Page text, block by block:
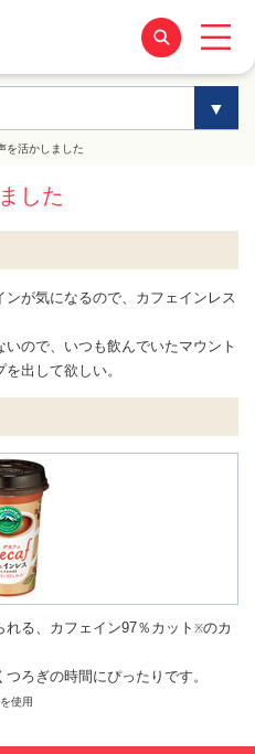
を活かしました
した
が気になるので、カフェインレス
ので、いつも飲んでいたマウント
出して欲しい。
る、カフェイン97％カット ※のカ
ろぎの時間にぴったりです。
使用